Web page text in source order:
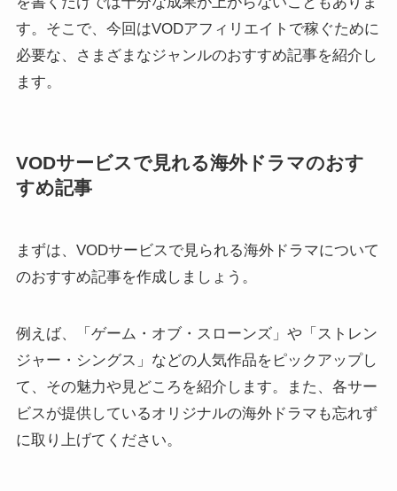
す。そこで、今回はVODアフィリエイトで稼ぐために
必要な、さまざまなジャンルのおすすめ記事を紹介し
ます。
VODサービスで見れる海外ドラマのおす
すめ記事
まずは、VODサービスで見られる海外ドラマについて
のおすすめ記事を作成しましょう。
例えば、「ゲーム・オブ・スローンズ」や「ストレン
ジャー・シングス」などの人気作品をピックアップし
て、その魅力や見どころを紹介します。また、各サー
ビスが提供しているオリジナルの海外ドラマも忘れず
に取り上げてください。